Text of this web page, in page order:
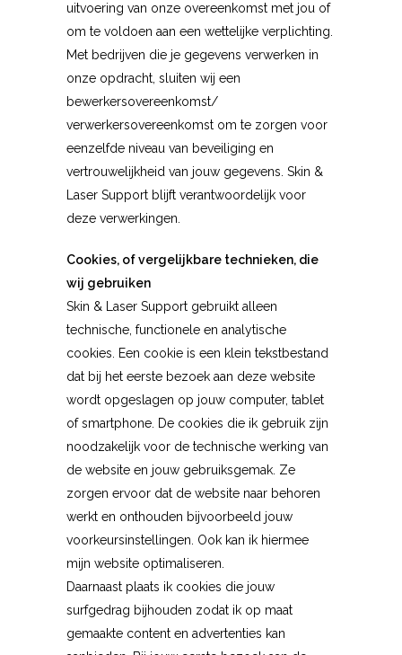
uitvoering van onze overeenkomst met jou of
om te voldoen aan een wettelijke verplichting.
Met bedrijven die je gegevens verwerken in
onze opdracht, sluiten wij een
bewerkersovereenkomst/
verwerkersovereenkomst om te zorgen voor
eenzelfde niveau van beveiliging en
vertrouwelijkheid van jouw gegevens. Skin &
Laser Support blijft verantwoordelijk voor
deze verwerkingen.
Cookies, of vergelijkbare technieken, die
wij gebruiken
Skin & Laser Support gebruikt alleen
technische, functionele en analytische
cookies. Een cookie is een klein tekstbestand
dat bij het eerste bezoek aan deze website
wordt opgeslagen op jouw computer, tablet
of smartphone. De cookies die ik gebruik zijn
noodzakelijk voor de technische werking van
de website en jouw gebruiksgemak. Ze
zorgen ervoor dat de website naar behoren
werkt en onthouden bijvoorbeeld jouw
voorkeursinstellingen. Ook kan ik hiermee
mijn website optimaliseren.
Daarnaast plaats ik cookies die jouw
surfgedrag bijhouden zodat ik op maat
gemaakte content en advertenties kan